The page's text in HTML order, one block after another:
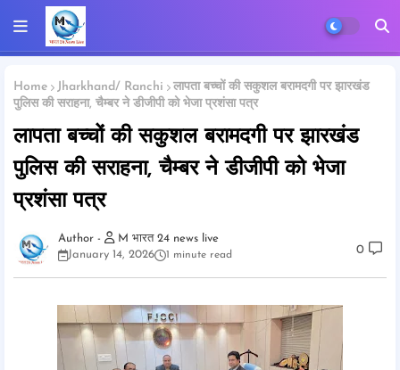
Home Jharkhand/ Ranchi
लापता बच्चों की सकुशल बरामदगी पर झारखंड
पुलिस की सराहना, चैम्बर ने डीजीपी को भेजा प्रशंसा पत्र
लापता बच्चों की सकुशल बरामदगी पर झारखंड
पुलिस की सराहना, चैम्बर ने डीजीपी को भेजा
प्रशंसा पत्र
M भारत 24 news live
January 14, 2026
1 minute read 0